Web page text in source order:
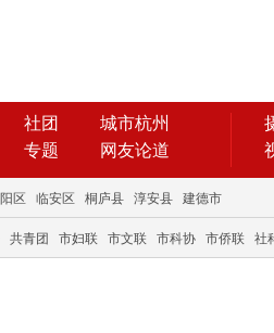
社团
城市杭州
专题 网友论道
区 临安区 桐庐县 淳安县 建德市
共青团 市妇联 市文联 市科协 市侨联 社